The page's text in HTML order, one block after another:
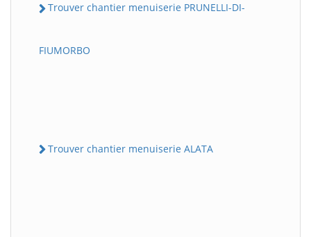
Trouver chantier menuiserie PRUNELLI-DI-
FIUMORBO
Trouver chantier menuiserie ALATA